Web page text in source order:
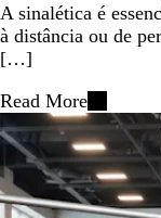
A sinalética é
à distância ou de
[…]
Read More